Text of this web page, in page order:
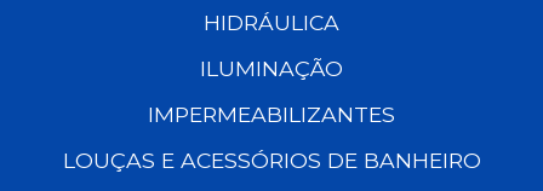
HIDRÁULICA
ILUMINAÇÃO
IMPERMEABILIZANTES
LOUÇAS E ACESSÓRIOS DE BANHEIRO